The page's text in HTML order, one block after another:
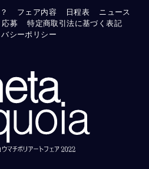
フェア内容 日程表
ニュース
応募
特定商取引法に基づく表記
シーポリシー